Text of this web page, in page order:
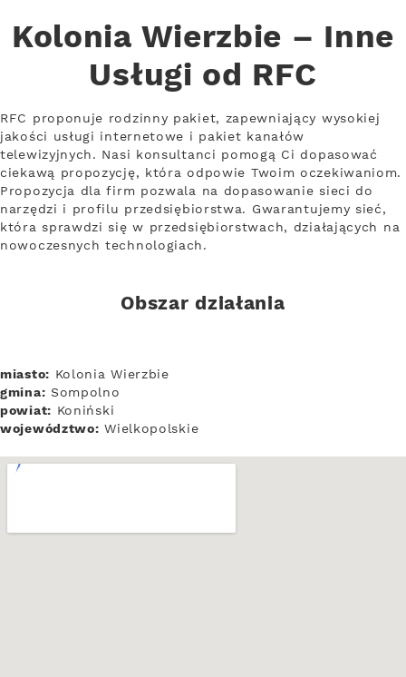
Kolonia Wierzbie – Inne
Usługi od RFC
RFC proponuje rodzinny pakiet, zapewniający wysokiej
jakości usługi internetowe i pakiet kanałów
telewizyjnych. Nasi konsultanci pomogą Ci dopasować
ciekawą propozycję, która odpowie Twoim oczekiwaniom.
Propozycja dla firm pozwala na dopasowanie sieci do
narzędzi i profilu przedsiębiorstwa. Gwarantujemy sieć,
która sprawdzi się w przedsiębiorstwach, działających na
nowoczesnych technologiach.
Obszar działania
miasto: Kolonia Wierzbie
gmina: Sompolno
powiat: Koniński
województwo: Wielkopolskie